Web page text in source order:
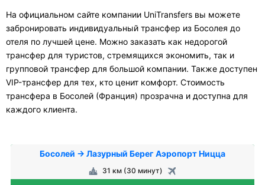
На официальном сайте компании UniTransfers вы можете
забронировать индивидуальный трансфер из Босолея до
отеля по лучшей цене. Можно заказать как недорогой
трансфер для туристов, стремящихся экономить, так и
групповой трансфер для большой компании. Также доступен
VIP-трансфер для тех, кто ценит комфорт. Стоимость
трансфера в Босолей (Франция) прозрачна и доступна для
каждого клиента.
Босолей → Лазурный Берег Аэропорт Ницца
31 км (30 минут)